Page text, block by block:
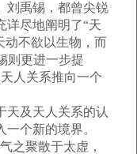
刘禹锡，都曾尖锐
详尽地阐明了“天
动不欲以生物，而
则更进一步提
人关系推向一个
及天人关系的认
个新的境界。
聚散于太虚，